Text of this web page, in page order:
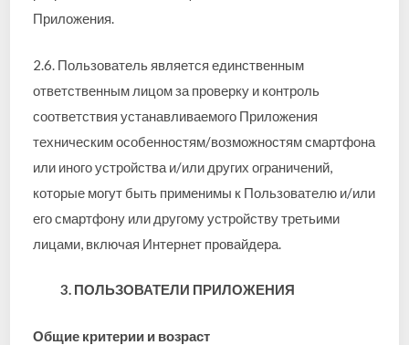
Приложения.
2.6. Пользователь является единственным
ответственным лицом за проверку и контроль
соответствия устанавливаемого Приложения
техническим особенностям/возможностям смартфона
или иного устройства и/или других ограничений,
которые могут быть применимы к Пользователю и/или
его смартфону или другому устройству третьими
лицами, включая Интернет провайдера.
3. ПОЛЬЗОВАТЕЛИ ПРИЛОЖЕНИЯ
Общие критерии и возраст